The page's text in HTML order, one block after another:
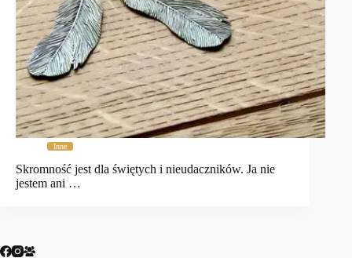
Inne
Skromność jest dla świętych i nieudaczników. Ja nie
jestem ani …